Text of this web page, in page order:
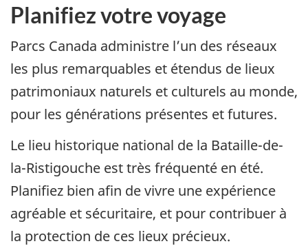
Planifiez votre voyage
Parcs Canada administre l’un des réseaux
les plus remarquables et étendus de lieux
patrimoniaux naturels et culturels au monde,
pour les générations présentes et futures.
Le lieu historique national de la Bataille-de-
la-Ristigouche est très fréquenté en été.
Planifiez bien afin de vivre une expérience
agréable et sécuritaire, et pour contribuer à
la protection de ces lieux précieux.